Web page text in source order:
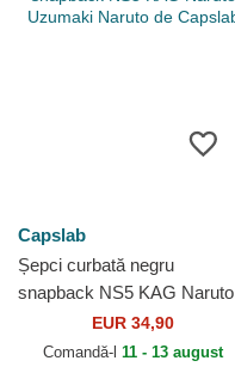
Capslab
Șepci curbată negru
snapback NS5 KAG Naruto
Uzumaki Naruto de Capslab
EUR 34,90
Comandă-l 11 - 13 august